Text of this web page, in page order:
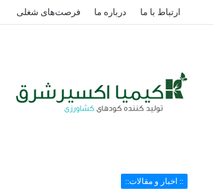
ارتباط با ما درباره ما فرصت‌های شغلی
:: اخبار و مقالات::